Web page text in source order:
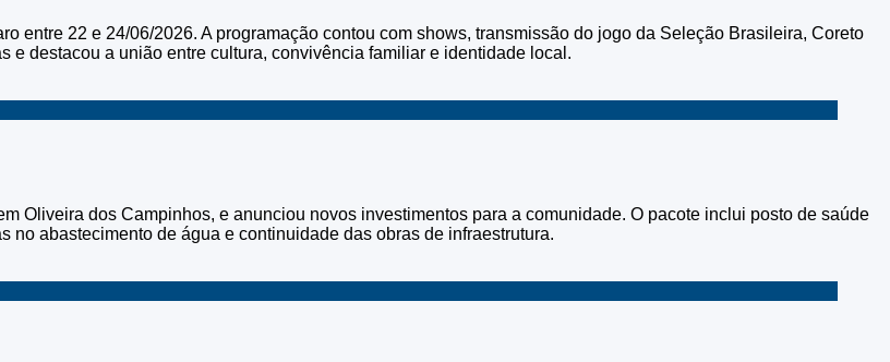
entre 22 e 24/06/2026. A programação contou com shows, transmissão do jogo da Seleção Brasileira, Coreto
e destacou a união entre cultura, convivência familiar e identidade local.
Oliveira dos Campinhos, e anunciou novos investimentos para a comunidade. O pacote inclui posto de saúde
abastecimento de água e continuidade das obras de infraestrutura.